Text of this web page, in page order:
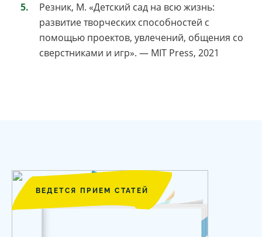
Резник, М. «Детский сад на всю жизнь:
развитие творческих способностей с
помощью проектов, увлечений, общения со
сверстниками и игр». — MIT Press, 2021
ВЕДЕТСЯ ПРИЕМ СТАТЕЙ